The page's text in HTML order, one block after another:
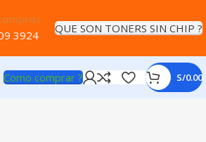
3924 QUE SON TONERS SIN CHIP ?
Como comprar ? S/0.00